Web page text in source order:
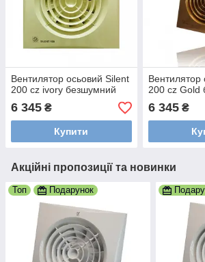
Вентилятор осьовий Silent
200 cz ivory безшумний
6 345 ₴
Купити
Вентилятор
200 cz Gold
6 345₴
Акційні пропозиції та новинки
Топ Подарунок